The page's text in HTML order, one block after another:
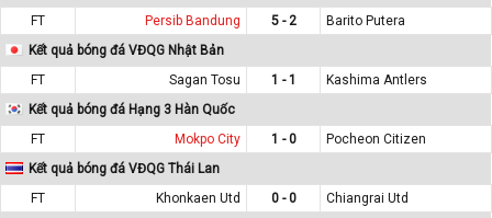
FT
Persib Bandung 5 - 2
Barito Putera
Kết quả bóng đá VĐQG Nhật Bản
FT
Sagan Tosu 1 - 1
Kashima Antlers
Kết quả bóng đá Hạng 3 Hàn Quốc
FT
Mokpo City 1 - 0
Pocheon Citizen
Kết quả bóng đá VĐQG Thái Lan
FT
Khonkaen Utd 0 - 0
Chiangrai Utd